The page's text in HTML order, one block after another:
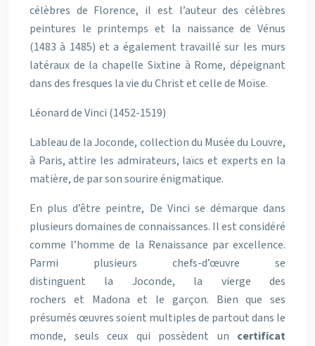
célèbres de Florence, il est l’auteur des célèbres
peintures le printemps et la naissance de Vénus
(1483 à 1485) et a également travaillé sur les murs
latéraux de la chapelle Sixtine à Rome, dépeignant
dans des fresques la vie du Christ et celle de Moïse.
Léonard de Vinci (1452-1519)
Lableau de la Joconde, collection du Musée du Louvre,
à Paris, attire les admirateurs, laïcs et experts en la
matière, de par son sourire énigmatique.
En plus d’être peintre, De Vinci se démarque dans
plusieurs domaines de connaissances. Il est considéré
comme l’homme de la Renaissance par excellence.
Parmi plusieurs chefs-d’œuvre se
distinguent la Joconde, la vierge des
rochers et Madona et le garçon. Bien que ses
présumés œuvres soient multiples de partout dans le
monde, seuls ceux qui possèdent un certificat